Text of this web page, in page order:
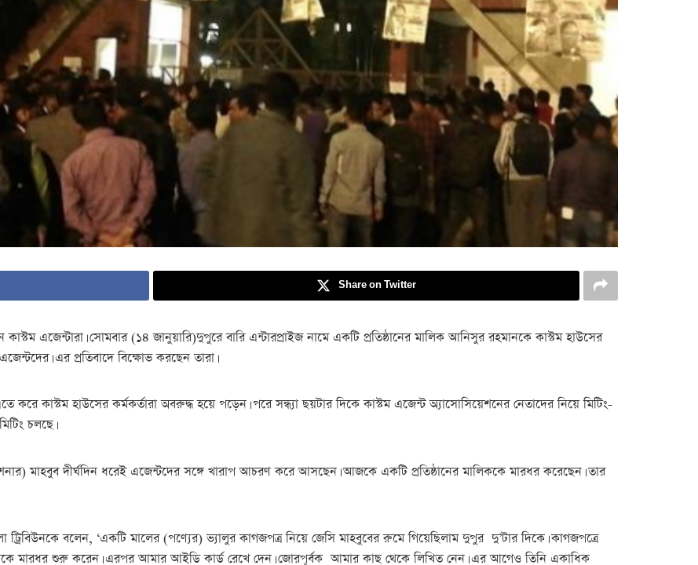
Share on Twitter
এজেন্টারা। সোমবার (১৪ জানুয়ারি)দুপুরে বারি এন্টারপ্রাইজ নামে একটি প্রতিষ্ঠানের মালিক আনিসুর রহমানকে কাস্টম হাউসের
এর প্রতিবাদে বিক্ষোভ করছেন তারা।
কাস্টম হাউসের কর্মকর্তারা অবরুদ্ধ হয়ে পড়েন। পরে সন্ধ্যা ছয়টার দিকে কাস্টম এজেন্ট অ্যাসোসিয়েশনের নেতাদের নিয়ে মিটিং-
চলছে।
মাহবুব দীর্ঘদিন ধরেই এজেন্টদের সঙ্গে খারাপ আচরণ করে আসছেন। আজকে একটি প্রতিষ্ঠানের মালিককে মারধর করেছেন। তার
ট্রিবিউনকে বলেন, ‘একটি মালের (পণ্যের) ভ্যালুর কাগজপত্র নিয়ে জেসি মাহবুবের রুমে গিয়েছিলাম দুপুর দু’টার দিকে। কাগজপত্রে
মারধর শুরু করেন। এরপর আমার আইডি কার্ড রেখে দেন। জোরপূর্বক আমার কাছ থেকে লিখিত নেন। এর আগেও তিনি একাধিক